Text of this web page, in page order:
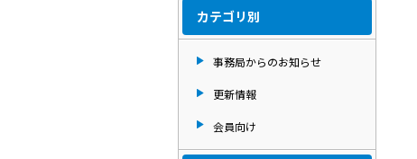
カテゴリ別
事務局からのお知らせ
更新情報
会員向け